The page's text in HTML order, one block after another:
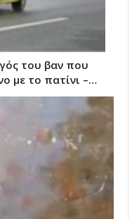
του βαν που
με το πατίνι –…